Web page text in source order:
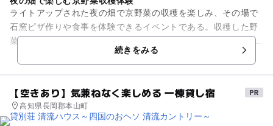
ライトアップされた夜の畑で京野菜の収穫を楽しみ、その場で
石窯ピザ作りや食事を体験できるイベントである。収穫した野
菜は持ち帰り可能（2,000円相当）。8月は流しそうめん、10月
続きをみる
【空きあり】気兼ねなく楽しめる 一棟貸し宿
高知県長岡郡本山町